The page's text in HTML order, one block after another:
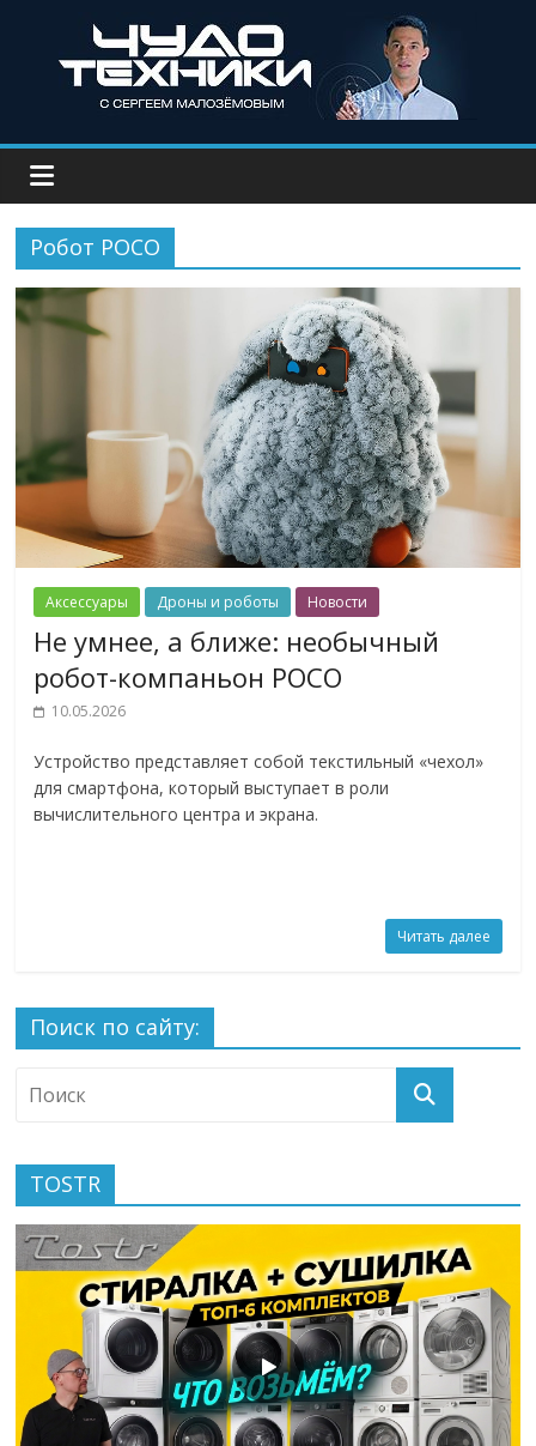
Робот POCO
Аксессуары Дроны и роботы Новости
Не умнее, а ближе: необычный
робот-компаньон POCO
10.05.2026
Устройство представляет собой текстильный «чехол»
для смартфона, который выступает в роли
вычислительного центра и экрана.
Читать далее
Поиск по сайту:
TOSTR